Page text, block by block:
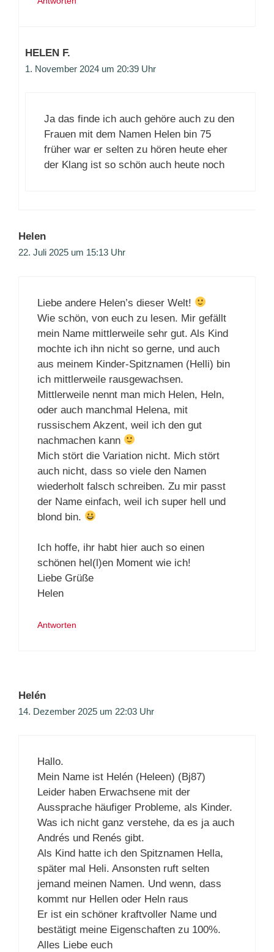
HELEN F.
1. November 2024 um 20:39 Uhr
Ja das finde ich auch gehöre auch zu den
Frauen mit dem Namen Helen bin 75
früher war er selten zu hören heute eher
der Klang ist so schön auch heute noch
Helen
22. Juli 2025 um 15:13 Uhr
Liebe andere Helen’s dieser Welt!
Wie schön, von euch zu lesen. Mir gefällt
mein Name mittlerweile sehr gut. Als Kind
mochte ich ihn nicht so gerne, und auch
aus meinem Kinder-Spitznamen (Helli) bin
ich mittlerweile rausgewachsen.
Mittlerweile nennt man mich Helen, Heln,
oder auch manchmal Helena, mit
russischem Akzent, weil ich den gut
nachmachen kann
Mich stört die Variation nicht. Mich stört
auch nicht, dass so viele den Namen
wiederholt falsch schreiben. Zu mir passt
der Name einfach, weil ich super hell und
blond bin.
Ich hoffe, ihr habt hier auch so einen
schönen hel(l)en Moment wie ich!
Liebe Grüße
Helen
Antworten
Helén
14. Dezember 2025 um 22:03 Uhr
Hallo.
Mein Name ist Helén (Heleen) (Bj87)
Leider haben Erwachsene mit der
Aussprache häufiger Probleme, als Kinder.
Was ich nicht ganz verstehe, da es ja auch
Andrés und Renés gibt.
Als Kind hatte ich den Spitznamen Hella,
später mal Heli. Ansonsten ruft selten
jemand meinen Namen. Und wenn, dass
kommt nur Hellen oder Heln raus
Er ist ein schöner kraftvoller Name und
bestätigt meine Eigenschaften zu 100%.
Alles Liebe euch